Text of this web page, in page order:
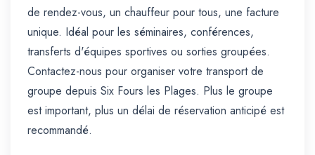
de rendez-vous, un chauffeur pour tous, une facture
unique. Idéal pour les séminaires, conférences,
transferts d'équipes sportives ou sorties groupées.
Contactez-nous pour organiser votre transport de
groupe depuis Six Fours les Plages. Plus le groupe
est important, plus un délai de réservation anticipé est
recommandé.